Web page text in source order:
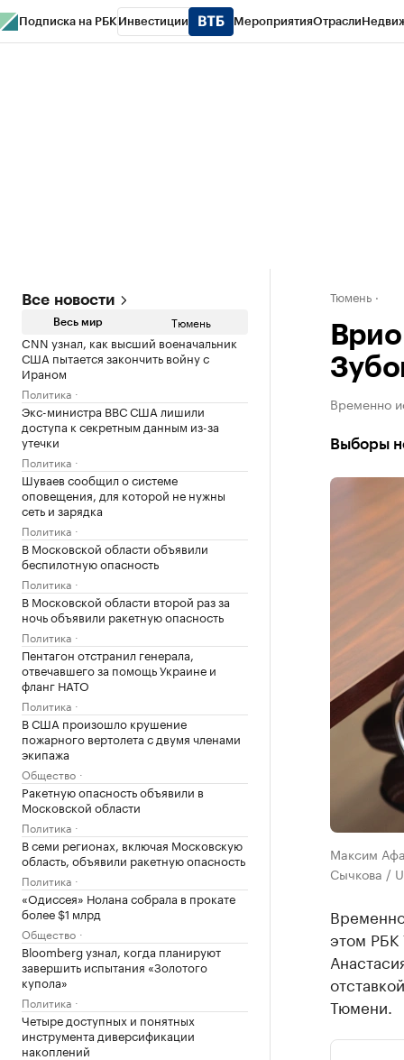
Подписка на РБК Инвестиции МероприятияОтрасли
Все новости
Весь мир Тюмень
CNN узнал, как высший военачальник
США пытается закончить войну с
Ираном
Политика
Экс-министра ВВС США лишили
доступа к секретным данным из-за
утечки
Политика
Шуваев сообщил о системе
оповещения, для которой не нужны
сеть и зарядка
Политика
В Московской области объявили
беспилотную опасность
Политика
В Московской области второй раз за
ночь объявили ракетную опасность
Политика
Пентагон отстранил генерала,
отвечавшего за помощь Украине и
фланг НАТО
Политика
В США произошло крушение
пожарного вертолета с двумя членами
экипажа
Общество
Ракетную опасность объявили в
Московской области
Политика
В семи регионах, включая Московскую
область, объявили ракетную опасность
Политика
«Одиссея» Нолана собрала в прокате
более $1 млрд
Общество
Bloomberg узнал, когда планируют
завершить испытания «Золотого
купола»
Политика
Четыре доступных и понятных
инструмента диверсификации
накоплений
Тюмень
Временно
Выборы
Максим
Сычкова /
этом РБК
Тюмени.